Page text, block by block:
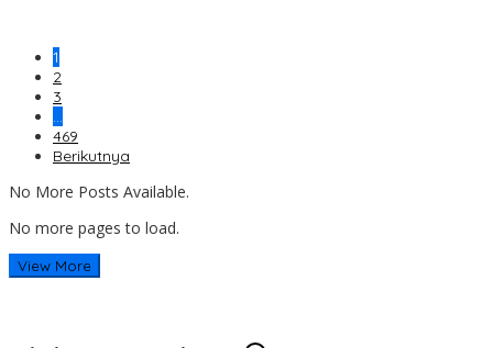
1
2
3
…
469
Berikutnya
No More Posts Available.
No more pages to load.
View More